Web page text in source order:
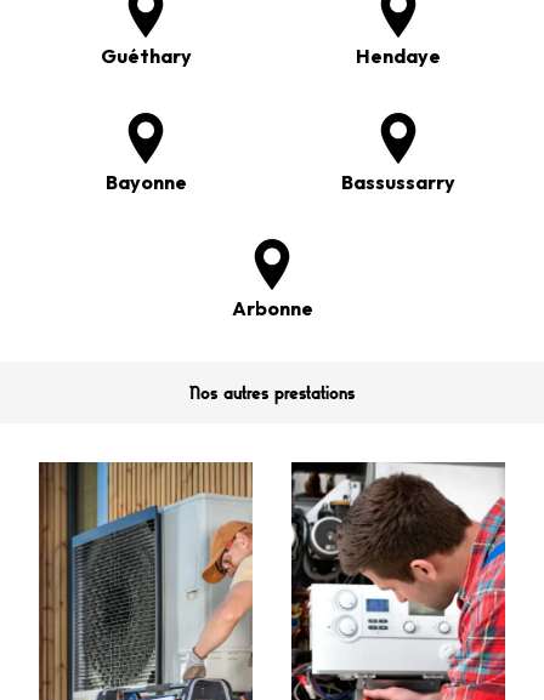
Guéthary Hendaye
Bayonne Bassussarry
Arbonne
Nos autres prestations